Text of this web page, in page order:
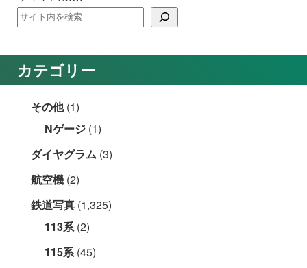
カテゴリー
その他(1)
Nゲージ (1)
ダイヤグラム (3)
航空機 (2)
鉄道写真 (1,325)
113系(2)
115系(45)